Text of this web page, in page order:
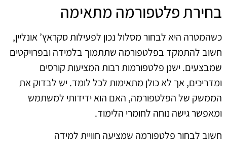
בחירת פלטפורמה מתאימה
כשהמטרה היא לבחור מסלול נכון לפעילות סקראץ’ אונליין,
חשוב להתמקד בפלטפורמה שתתמוך בלמידה ובפרויקטים
שמבצעים. ישנן פלטפורמות רבות המציעות קורסים
ומדריכים, אך לא כולן מתאימות לכל לומד. יש לבדוק את
הממשק של הפלטפורמה, האם הוא ידידותי למשתמש
ומאפשר גישה נוחה לחומרי הלימוד.
חשוב לבחור פלטפורמה שמציעה חוויית למידה